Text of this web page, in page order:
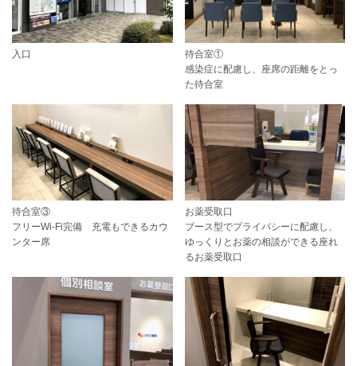
入口
待合室①
感染症に配慮し、座席の距離をとっ
た待合室
待合室③
フリーWi-Fi完備 充電もできるカウ
ンター席
お薬受取口
ブース型でプライバシーに配慮し、
ゆっくりとお薬の相談ができる座れ
るお薬受取口